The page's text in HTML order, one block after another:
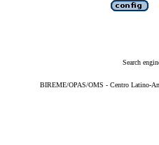
Search
BIREME/OPAS/OMS - Centro Latino-